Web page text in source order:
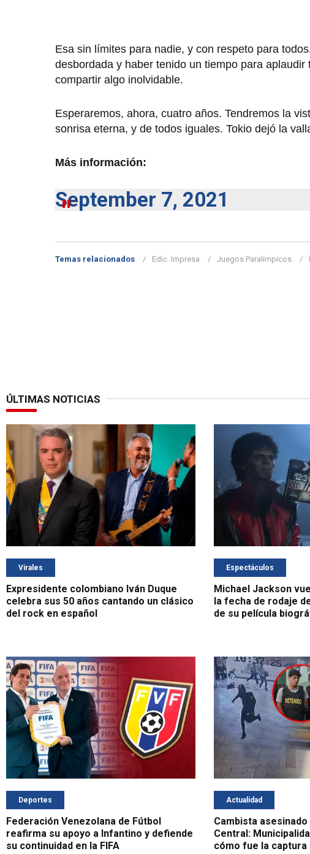
Esa sin límites para nadie, y con respeto para
desbordada y haber tenido un tiempo para
compartir algo inolvidable.
Esperaremos, ahora, cuatro años. Tendremos la
sonrisa eterna, y de todos iguales. Tokio dejó la
Más información:
September 7, 2021
Temas relacionados Edic. Impresa Juegos Paralímpicos
ÚLTIMAS NOTICIAS
Virales
Expresidente colombiano Iván Duque
celebra sus 50 años cantando un clásico
del rock en español
Espectáculos
Michael Jackson
la fecha de rodaje
de su película
Deportes
Federación Venezolana de Fútbol
reafirma su apoyo a Infantino y defiende
su continuidad en la FIFA
Actualidad
Cambista
Central:
cómo fue la